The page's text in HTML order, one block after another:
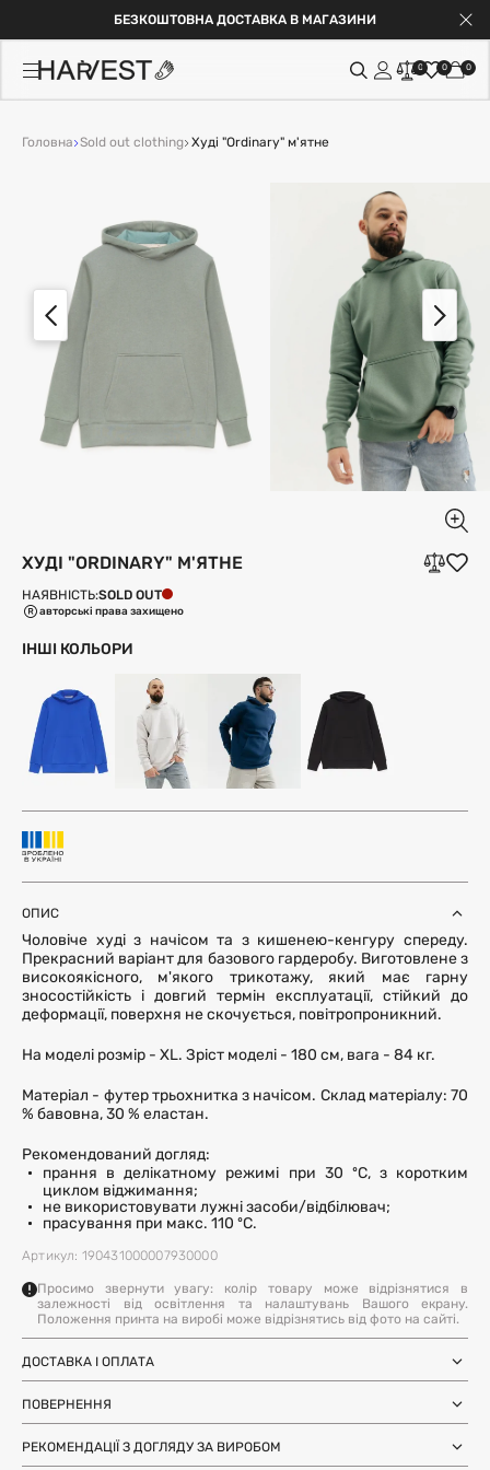
БЕЗКОШТОВНА ДОСТАВКА В МАГАЗИНИ
0 0 0
Головна Sold out clothing Худі "Ordinary" м'ятне
ХУДІ "ORDINARY" М'ЯТНЕ
НАЯВНІСТЬ:SOLD OUT
авторські права захищено
ІНШІ КОЛЬОРИ
ОПИС
Чоловіче худі з начісом та з кишенею-кенгуру спереду.
Прекрасний варіант для базового гардеробу. Виготовлене з
високоякісного, м'якого трикотажу, який має гарну
зносостійкість і довгий термін експлуатації, стійкий до
деформації, поверхня не скочується, повітропроникний.
На моделі розмір - XL. Зріст моделі - 180 см, вага - 84 кг.
Матеріал - футер трьохнитка з начісом. Склад матеріалу: 70
% бавовна, 30 % еластан.
Рекомендований догляд:
прання в делікатному режимі при 30 ºC, з коротким
циклом віджимання;
не використовувати лужні засоби/відбілювач;
прасування при макс. 110 ºC.
Артикул: 190431000007930000
Просимо звернути увагу: колір товару може відрізнятися в
залежності від освітлення та налаштувань Вашого екрану.
Положення принта на виробі може відрізнятись від фото на сайті.
ДОСТАВКА І ОПЛАТА
Україні) 1-3 дні
Самовивіз з магазинів Harvest після SMS-підтвердження про
Міжнародна доставка Нова Пошта
Global
терміни уточнюйте для вашої
країни
ПОВЕРНЕННЯ
Ми залишили можливість повернення та обміну, щоб ви
почувались впевнено під час покупки. Ви можете
РЕКОМЕНДАЦІЇ З ДОГЛЯДУ ЗА ВИРОБОМ